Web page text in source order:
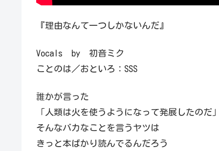
『理由なんて一つしかないんだ』
Vocals by 初音ミク
ことのは／おといろ：SSS
誰かが言った
「人類は火を使うようになって発展したのだ
そんなバカなことを言うヤツは
きっと本ばかり読んでるんだろう